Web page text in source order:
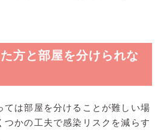
方と部屋を分けられな
ては部屋を分けることが難しい場
つかの工夫で感染リスクを減らす